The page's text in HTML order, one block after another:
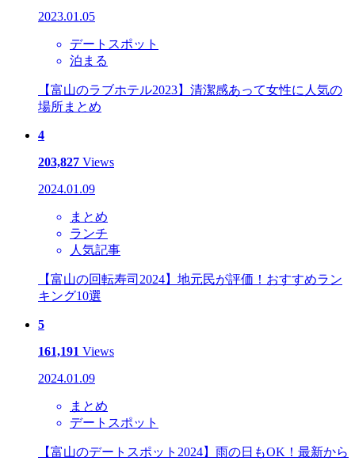
2023.01.05
デートスポット
泊まる
【富山のラブホテル2023】清潔感あって女性に人気の
場所まとめ
4
203,827 Views
2024.01.09
まとめ
ランチ
人気記事
【富山の回転寿司2024】地元民が評価！おすすめラン
キング10選
5
161,191 Views
2024.01.09
まとめ
デートスポット
【富山のデートスポット2024】雨の日もOK！最新から